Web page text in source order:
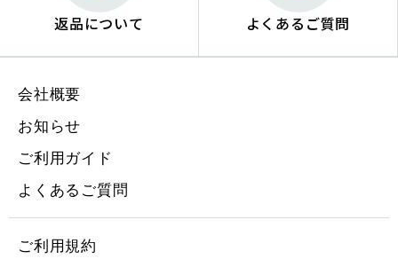
返品について よくあるご質問
会社概要
お知らせ
ご利用ガイド
よくあるご質問
ご利用規約